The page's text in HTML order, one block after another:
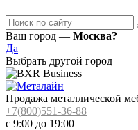
Ваш город — Москва?
Да
Выбрать другой город
Продажа металлической
+7(800)551-36-88
с 9:00 до 19:00